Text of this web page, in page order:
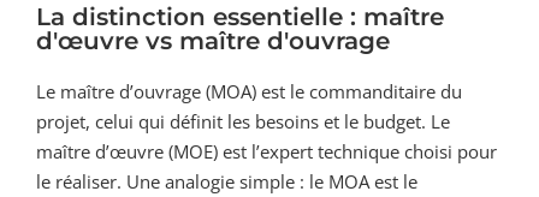
La distinction essentielle : maître
d'œuvre vs maître d'ouvrage
Le maître d’ouvrage (MOA) est le commanditaire du
projet, celui qui définit les besoins et le budget. Le
maître d’œuvre (MOE) est l’expert technique choisi pour
le réaliser. Une analogie simple : le MOA est le